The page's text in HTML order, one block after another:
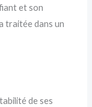
et son
traitée dans un
de ses